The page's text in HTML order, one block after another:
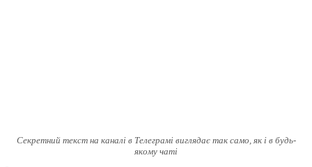
Секретний текст на каналі в Телеграмі виглядає так само, як і в будь-
якому чаті